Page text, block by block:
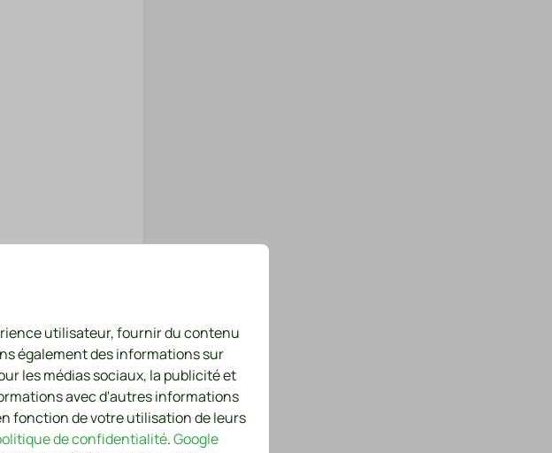
utilisateur, fournir du contenu
également des informations sur
les médias sociaux, la publicité et
avec d'autres informations
fonction de votre utilisation de leurs
de confidentialité.Google